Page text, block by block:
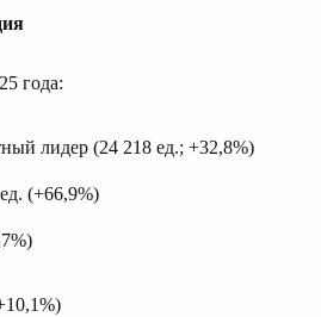
года:
лидер (24 218 ед.; +32,8%)
(+66,9%)